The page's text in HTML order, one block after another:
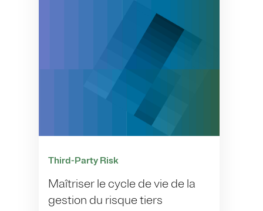
Third-Party Risk
Maîtriser le cycle de vie de la
gestion du risque tiers